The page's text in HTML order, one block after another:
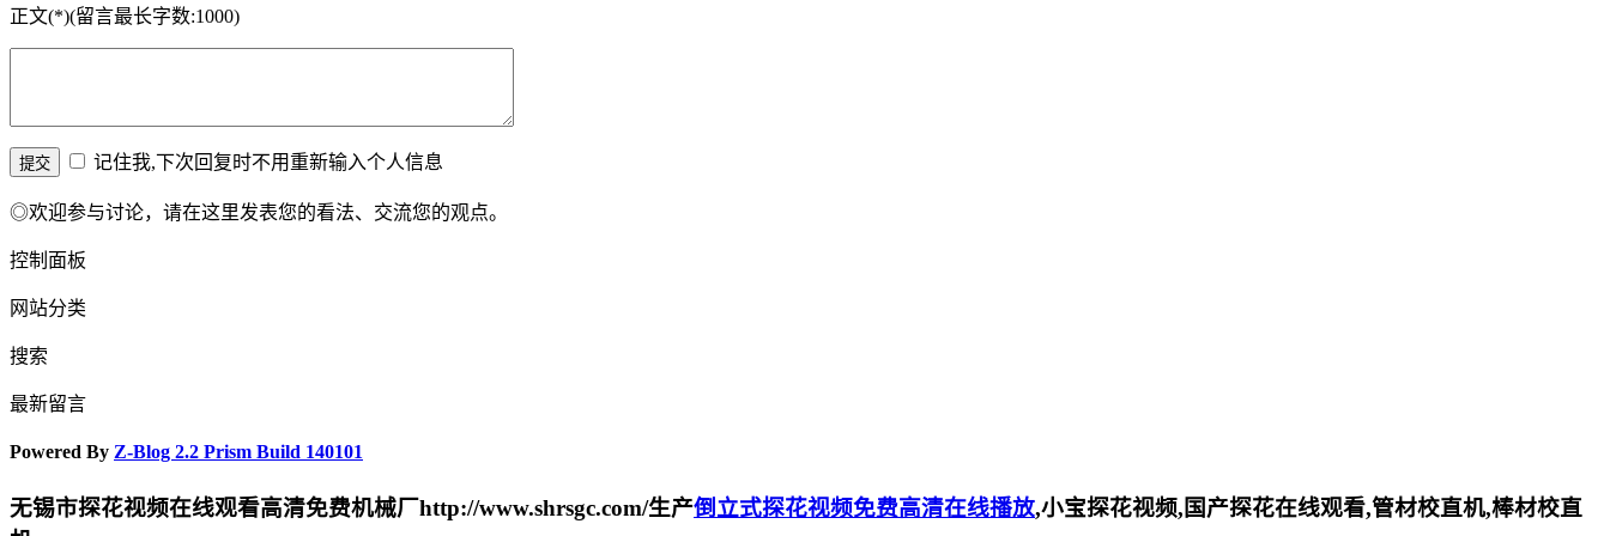
正文(*)(留言最长字数:1000)
记住我,下次回复时不用重新输入个人信息
◎欢迎参与讨论，请在这里发表您的看法、交流您的观点。
控制面板
网站分类
搜索
最新留言
Powered By Z-Blog 2.2 Prism Build 140101
无锡市探花视频在线观看高清免费机械厂http://www.shrsgc.com/生产倒立式探花视频免费高清在线播放,小宝探花视频,国产探花在线观看,管材校直机,棒材校直